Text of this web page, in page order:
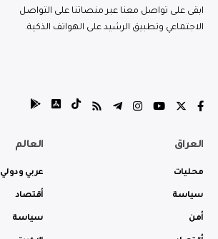
ابقى على تواصل معنا عبر منصاتنا على التواصل
الاجتماعي وتطبيق الرشيد على الهواتف الذكية.
العراق
محليات
سياسة
أمن
العالم
عربي ودولي
أقتصاد
سياسة